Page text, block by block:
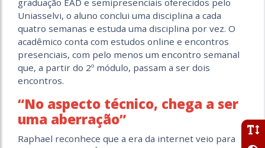
Uniasselvi, o aluno conclui uma disciplina a cada
quatro semanas e estuda uma disciplina por vez. O
acadêmico conta com estudos online e encontros
presenciais, com pelo menos um encontro semanal
que, a partir do 2º módulo, passam a ser dois
encontros.
“No aspecto técnico, chega a ser
uma aberração”
Raphael reconhece que a era da internet veio para